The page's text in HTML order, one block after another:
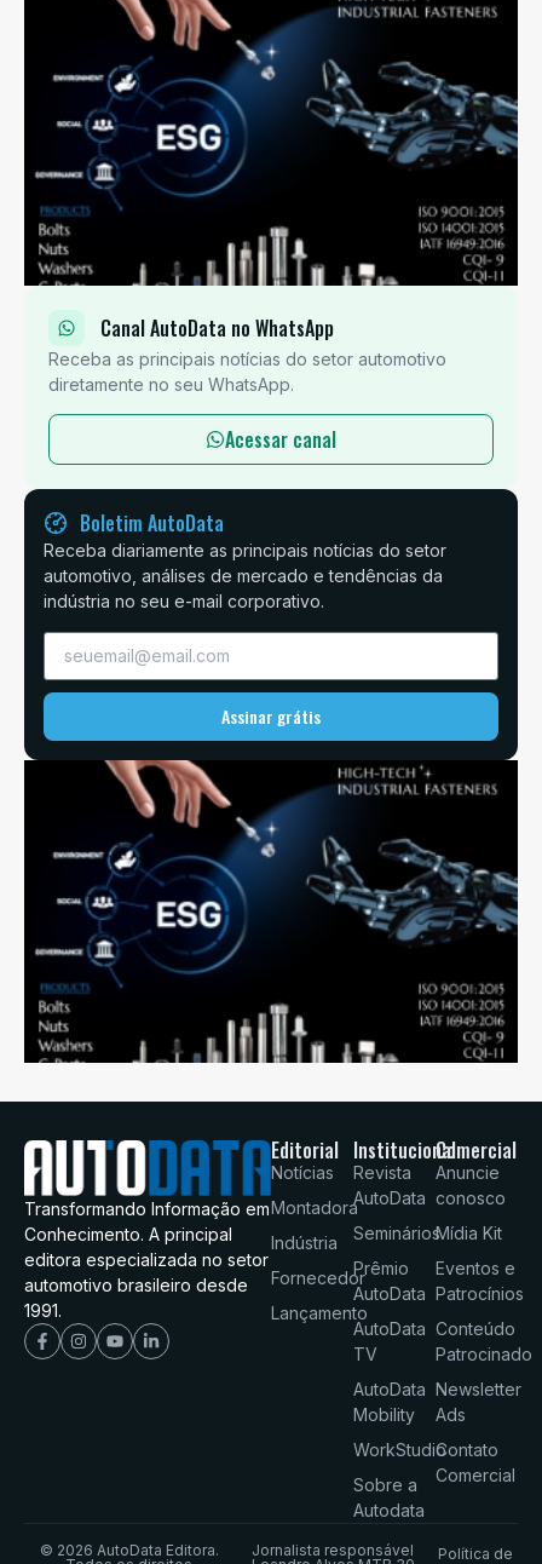
Canal AutoData no WhatsApp
Receba as principais notícias do setor automotivo
diretamente no seu WhatsApp.
Acessar canal
Boletim AutoData
Receba diariamente as principais notícias do setor
automotivo, análises de mercado e tendências da
indústria no seu e-mail corporativo.
Assinar grátis
Transformando Informação em
Conhecimento. A principal
editora especializada no setor
automotivo brasileiro desde
1991.
Editorial
Notícias
Montadora
Indústria
Fornecedor
Lançamento
Institucional
Revista
AutoData
Seminários
Prêmio
AutoData
AutoData
TV
AutoData
Mobility
WorkStudio
Sobre a
Autodata
Comercial
Anuncie
conosco
Mídia Kit
Eventos e
Patrocínios
Conteúdo
Patrocinado
Newsletter
Ads
Contato
Comercial
© 2026 AutoData Editora.
Jornalista responsável
Política de